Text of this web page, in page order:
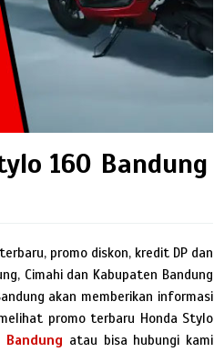
160 Bandung
promo diskon, kredit DP dan
Cimahi dan Kabupaten Bandung
akan memberikan informasi
promo terbaru Honda Stylo
atau bisa hubungi kami